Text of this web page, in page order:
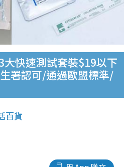
大快速測試套裝$19以下
署認可/通過歐盟標準/
百貨